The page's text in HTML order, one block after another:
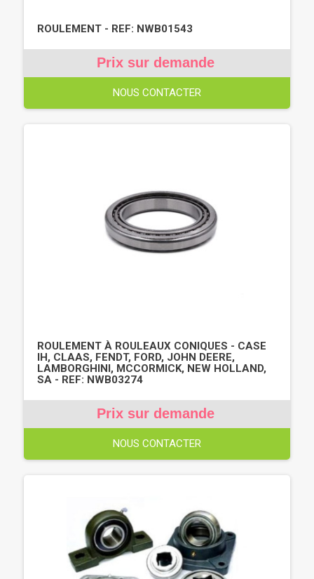
ROULEMENT - REF: NWB01543
Prix sur demande
NOUS CONTACTER
ROULEMENT À ROULEAUX CONIQUES - CASE
IH, CLAAS, FENDT, FORD, JOHN DEERE,
LAMBORGHINI, MCCORMICK, NEW HOLLAND,
SA - REF: NWB03274
Prix sur demande
NOUS CONTACTER